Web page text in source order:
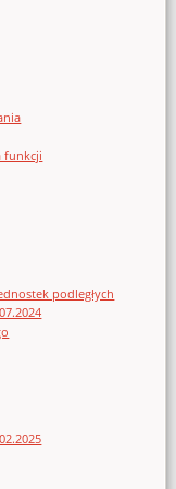
funkcji
podległych